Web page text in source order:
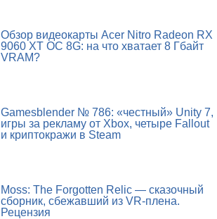
Обзор видеокарты Acer Nitro Radeon RX
9060 XT OC 8G: на что хватает 8 Гбайт
VRAM?
Gamesblender № 786: «честный» Unity 7,
игры за рекламу от Xbox, четыре Fallout
и криптокражи в Steam
Moss: The Forgotten Relic — сказочный
сборник, сбежавший из VR-плена.
Рецензия